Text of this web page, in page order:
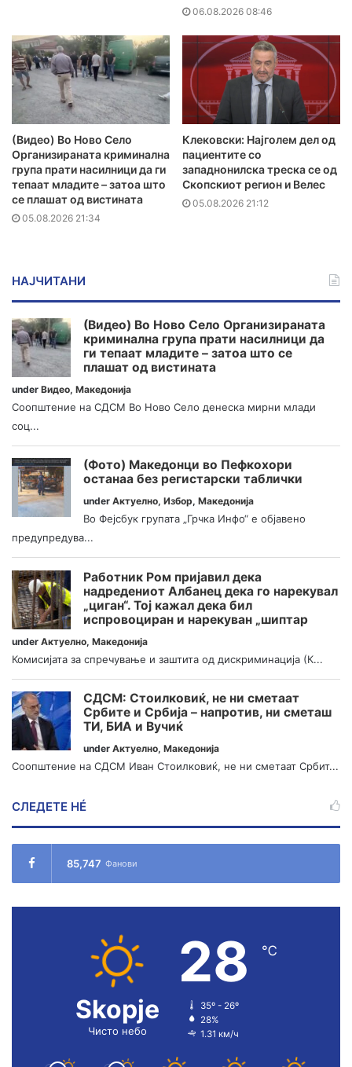
06.08.2026 08:46
(Видео) Во Ново Село
Организираната криминална
група прати насилници да ги
тепаат младите – затоа што
се плашат од вистината
05.08.2026 21:34
Клековски: Најголем дел од
пациентите сo
западнонилска треска се од
Скопскиот регион и Велес
05.08.2026 21:12
НАЈЧИТАНИ
(Видео) Во Ново Село Организираната
криминална група прати насилници да
ги тепаат младите – затоа што се
плашат од вистината
under Видео, Македонија
Соопштение на СДСМ Во Ново Село денеска мирни млади
соц...
(Фото) Македонци во Пефкохори
останаа без регистарски таблички
under Актуелно, Избор, Македонија
Во Фејсбук групата „Грчка Инфо“ е објавено
предупредува...
Работник Ром пријавил дека
надредениот Албанец дека го нарекувал
„циган“. Тој кажал дека бил
испровоциран и нарекуван „шиптар
under Актуелно, Македонија
Комисијата за спречување и заштита од дискриминација (К...
СДСМ: Стоилковиќ, не ни сметаат
Србите и Србија – напротив, ни сметаш
ТИ, БИА и Вучиќ
under Актуелно, Македонија
Соопштение на СДСМ Иван Стоилковиќ, не ни сметаат Србит...
СЛЕДЕТЕ НÉ
85,747 Фанови
Skopje
Чисто небо
28 ℃
35º - 26º
28%
1.31 км/ч